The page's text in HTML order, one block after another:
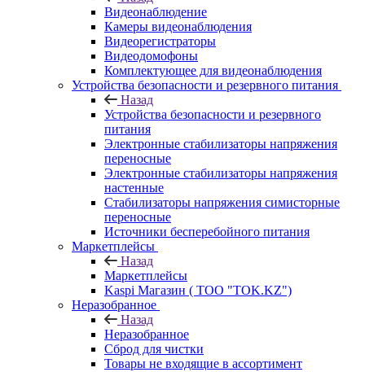
Видеонаблюдение
Камеры видеонаблюдения
Видеорегистраторы
Видеодомофоны
Комплектующее для видеонаблюдения
Устройства безопасности и резервного питания
Назад
Устройства безопасности и резервного
питания
Электронные стабилизаторы напряжения
переносные
Электронные стабилизаторы напряжения
настенные
Стабилизаторы напряжения симисторные
переносные
Источники бесперебойного питания
Маркетплейсы
Назад
Маркетплейсы
Kaspi Магазин ( ТОО "TOK.KZ")
Неразобранное
Назад
Неразобранное
Сброд для чистки
Товары не входящие в ассортимент